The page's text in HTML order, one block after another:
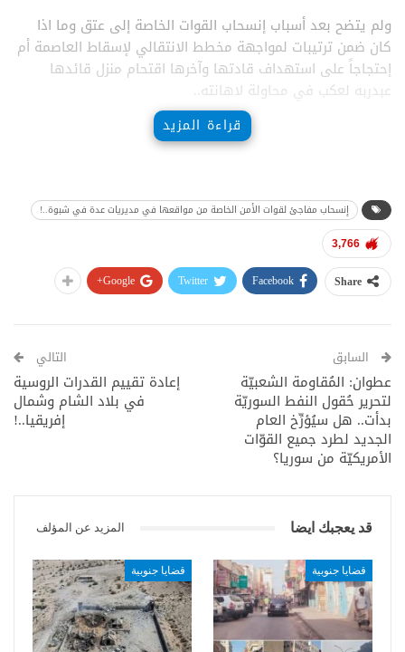
ولم يتضح بعد أسباب إنسحاب القوات الخاصة إلى عتق وما اذا
كان ضمن ترتيبات لمواجهة مخطط الانتقالي لإسقاط العاصمة أم
إحتجاجاً على استهداف قادتها وآخرها اقتحام منزل قائدها
عبدربه لعكب في محاولة لاهانته..
لكن تزامن الإنسحاب مع توتر في عتق وصل حد استهداف أطقم
اللواء الثالث عمالقة لرفعها علم الانتقالي يشير إلى ترتيبات
قراءة المزيد
إنسحاب مفاجئ لقوات الأمن الخاصة من مواقعها في مديريات عدة في شبوة..!
3,766
Share
Facebook
Twitter
Google+
السابق
عطوان: المُقاومة الشعبيّة
لتحرير حُقول النفط السوريّة
بدأت.. هل سيُؤرِّخ العام
الجديد لطرد جميع القوّات
الأمريكيّة من سوريا؟
التالي
إعادة تقييم القدرات الروسية
في بلاد الشام وشمال
إفريقيا..!
قد يعجبك ايضا المزيد عن المؤلف
قضايا جنوبية قضايا جنوبية